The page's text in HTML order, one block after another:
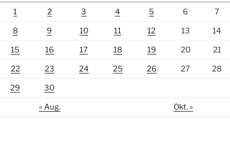
1 2 3 4 5 6 7
8 9 10 11 12 13 14
15 16 17 18 19 20 21
22 23 24 25 26 27 28
29 30
« Aug. Okt. »